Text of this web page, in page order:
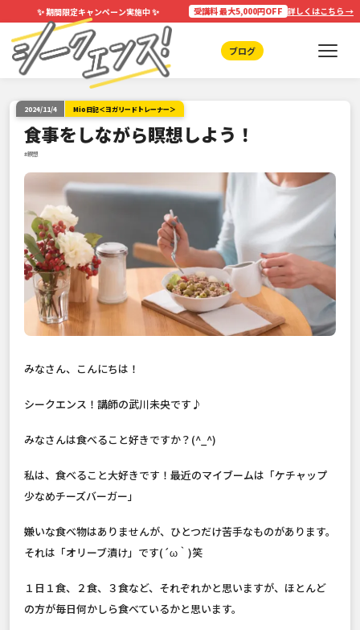
✨期間限定キャンペーン実施中✨ 受講料 最大5,000円OFF 詳しくはこちら →
ブログ
2024/11/4 Mio日記＜ヨガリードトレーナー＞
食事をしながら瞑想しよう！
#瞑想
みなさん、こんにちは！
シークエンス！講師の武川未央です♪
みなさんは食べること好きですか？(^_^)
私は、食べること大好きです！最近のマイブームは「ケチャップ
少なめチーズバーガー」
嫌いな食べ物はありませんが、ひとつだけ苦手なものがあります。
それは「オリーブ漬け」です(´ω｀)笑
１日１食、２食、３食など、それぞれかと思いますが、ほとんど
の方が毎日何かしら食べているかと思います。